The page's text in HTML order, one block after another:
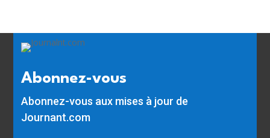
Abonnez-vous
Abonnez-vous aux mises à jour de
Journant.com